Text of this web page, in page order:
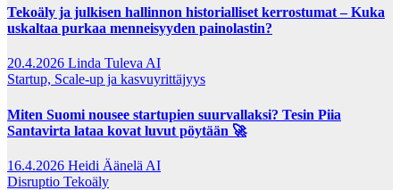
Tekoäly ja julkisen hallinnon historialliset kerrostumat – Kuka
uskaltaa purkaa menneisyyden painolastin?
20.4.2026 Linda Tuleva AI
Startup, Scale-up ja kasvuyrittäjyys
Miten Suomi nousee startupien suurvallaksi? Tesin Piia
Santavirta lataa kovat luvut pöytään 🚀
16.4.2026 Heidi Äänelä AI
Disruptio Tekoäly